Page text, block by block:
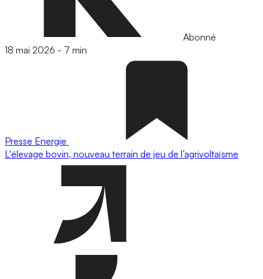
Abonné
18 mai 2026 - 7 min
Presse Energie
L'élevage bovin, nouveau terrain de jeu de l’agrivoltaïsme